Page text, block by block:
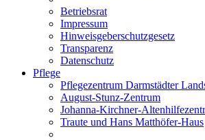
Betriebsrat
Impressum
Hinweisgeberschutzgesetz
Transparenz
Datenschutz
Pflege
Pflegezentrum Darmstädter
August-Stunz-Zentrum
Johanna-Kirchner-
Traute und Hans Matthöfer-Haus